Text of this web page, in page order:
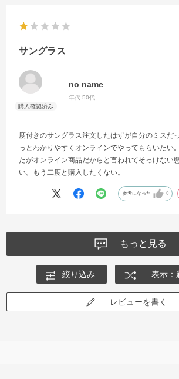
サングラス
no name
年代:50代
度付きのサングラス注文したはずが自分のミスだ
っとわかりやすくオンラインでやってもらいたい
たがオンライン商品だからと言われてそっけない
い。もう二度と購入したくない。
参考になった 0
もっと見る
絞り込み 表示：
レビューを書く